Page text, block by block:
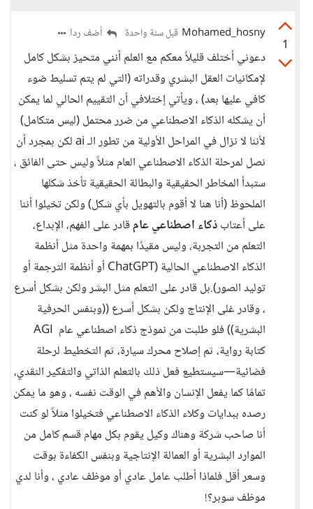
1
Mohamed_hosny قبل سنة واحدة أضف ردا
دعوني أختلف قليلاً معكم مع العلم أنني متحيز بشكل كامل
لإمكانيات العقل البشري وقدراته (التي لم يتم تسليط ضوء
كافي عليها بعد) ، ويأتي إختلافي أن التقييم الحالي لما يمكن
أن يشكله الذكاء الاصطناعي من ضرر محتمل (ليس متكامل)
لأننا لا نزال في المراحل الأولية من تطور الـ ai لكن بمجرد أن
نصل لمرحلة الذكاء الاصطناعي العام مثلاً وليس حتى الفائق ،
ستبدأ المخاطر الحقيقية والبطالة الحقيقية تأخذ شكلها
الملحوظ (أنا هنا لا أقوم بالتهويل بأي شكل) ولكن تخيلوا أننا
على أعتابذكاء اصطناعي عامقادر على الفهم، الإبداع،
التعلم من التجربة، وليس مقيدًا بمهمة واحدة مثل أنظمة
الذكاء الاصطناعي الحالية (ChatGPT أو أنظمة الترجمة أو
توليد الصور).بل قادر على التعلم مثل البشر ولكن بشكل أسرع
، وقادر غلى الإنتاج ولكن بشكل أسرع ((وبنفس الحرفية
البشرية)) فلو طلبت من نموذج ذكاء اصطناعي عام AGI
كتابة رواية، ثم إصلاح محرك سيارة، ثم التخطيط لرحلة
فضائية—سيستطيع فعل ذلك بالتعلم الذاتي والتفكير النقدي،
تمامًا كما يفعل الإنسان والأهم في الوقت نفسه ، وهو ما يمكن
رصده ببدايات وكلاء الذكاء الاصطناعي فتخيلوا مثلاً لو كنت
أنا صاحب شركة وهناك وكيل يقوم بكل مهام قسم كامل من
الموارد البشرية أو العمالة الإنتاجية وبنفس الكفاءة بوقت
وسعر أقل فلماذا أطلب عامل عادي أو موظف عادي ، وأنا لدي
موظف سوبر؟!